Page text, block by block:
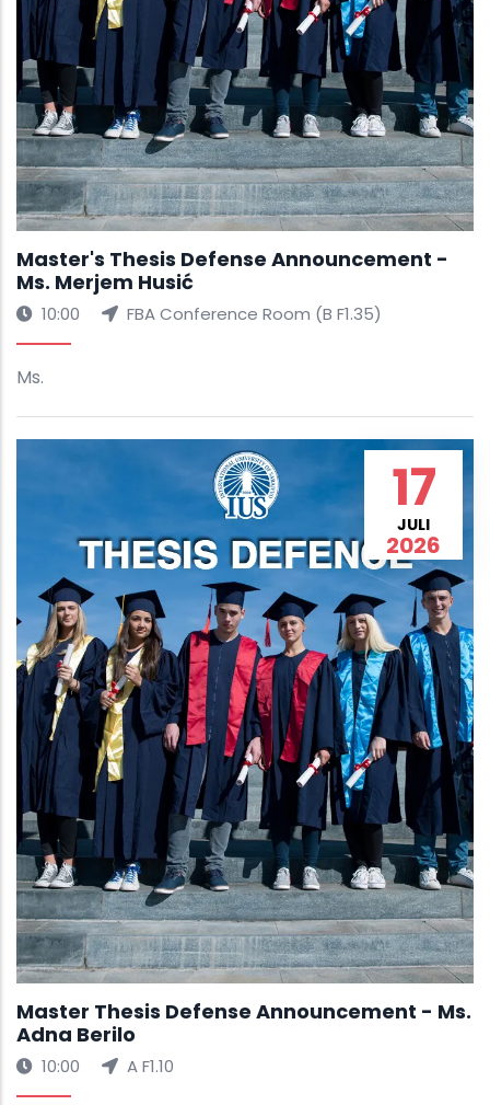
Master's Thesis Defense Announcement -
Ms. Merjem Husić
10:00 FBA Conference Room (B F1.35)
Ms.
17
JULI
2026
Master Thesis Defense Announcement - Ms.
Adna Berilo
10:00 A F1.10